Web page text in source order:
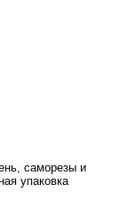
саморезы и
упаковка